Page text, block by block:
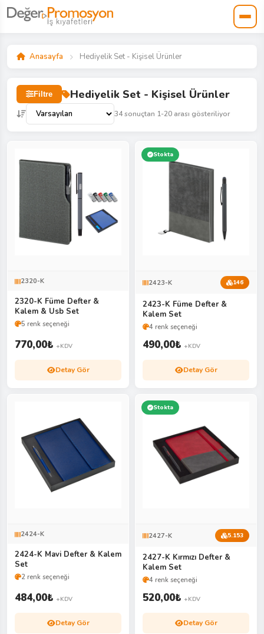
Anasayfa Hediyelik Set - Kişisel Ürünler
Filtre Hediyelik Set - Kişisel Ürünler
34 sonuçtan 1-20 arası gösteriliyor
2320-K
2320-K Füme Defter &
Kalem & Usb Set
5 renk seçeneği
770,00₺ +KDV
Detay Gör
Stokta
2423-K 146
2423-K Füme Defter &
Kalem Set
4 renk seçeneği
490,00₺ +KDV
Detay Gör
2424-K
2424-K Mavi Defter & Kalem
Set
2 renk seçeneği
484,00₺ +KDV
Detay Gör
Stokta
2427-K 5.153
2427-K Kırmızı Defter &
Kalem Set
4 renk seçeneği
520,00₺ +KDV
Detay Gör